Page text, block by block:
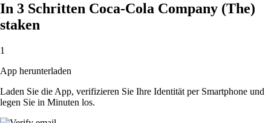
In 3 Schritten Coca-Cola Company (The)
staken
1
App herunterladen
Laden Sie die App, verifizieren Sie Ihre Identität per Smartphone und
legen Sie in Minuten los.